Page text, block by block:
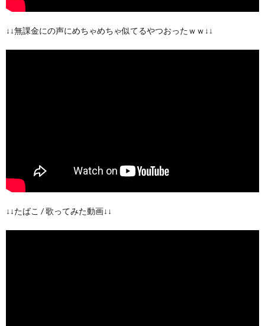
↓↓無課金にの声にめちゃめちゃ似てるやつおったｗｗ↓↓
↓↓たばこ / 歌ってみた動画↓↓